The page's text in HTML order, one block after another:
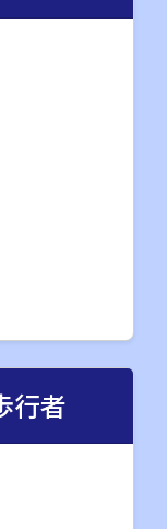
行者